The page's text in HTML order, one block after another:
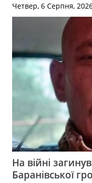
Четвер, 6 Серпня,
На війні
Баранівської